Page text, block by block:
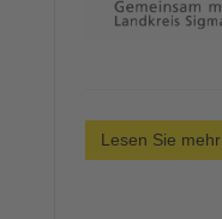
Lesen Sie mehr